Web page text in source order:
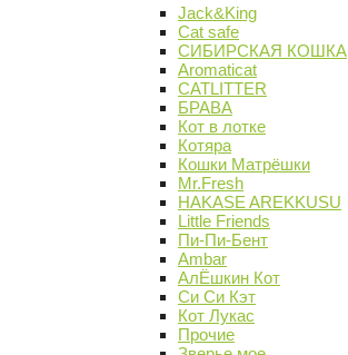
Jack&King
Cat safe
СИБИРСКАЯ КОШКА
Aromaticat
CATLITTER
БРАВА
Кот в лотке
Котяра
Кошки Матрёшки
Mr.Fresh
HAKASE AREKKUSU
Little Friends
Пи-Пи-Бент
Ambar
АлЁшкин Кот
Си Си Кэт
Кот Лукас
Прочие